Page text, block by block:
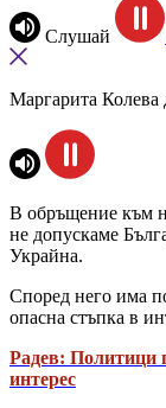
Слушай
Маргарита Колева
В обръщение към
не допускаме
Украйна.
Според него има
опасна стъпка в
Радев: Политици
интерес